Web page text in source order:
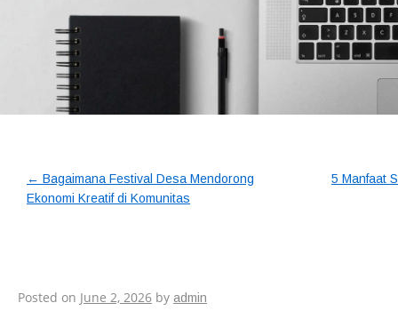
← Bagaimana Festival Desa Mendorong
Ekonomi Kreatif di Komunitas
5 Manfaat
Posted on June 2, 2026 by admin